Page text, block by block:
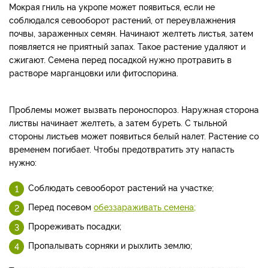
Мокрая гниль на укропе может появиться, если не
соблюдался севооборот растений, от переувлажнения
почвы, зараженных семян. Начинают желтеть листья, затем
появляется не приятный запах. Такое растение удаляют и
сжигают. Семена перед посадкой нужно протравить в
растворе марганцовки или фитоспорина.
Проблемы может вызвать пероноспороз. Наружная сторона
листвы начинает желтеть, а затем буреть. С тыльной
стороны листьев может появиться белый налет. Растение со
временем погибает. Чтобы предотвратить эту напасть
нужно:
Соблюдать севооборот растений на участке;
Перед посевом обеззараживать семена;
Прореживать посадки;
Пропалывать сорняки и рыхлить землю;